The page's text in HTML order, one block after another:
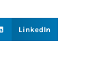
LinkedIn